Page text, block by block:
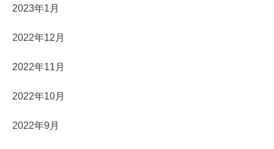
2023年1月
2022年12月
2022年11月
2022年10月
2022年9月